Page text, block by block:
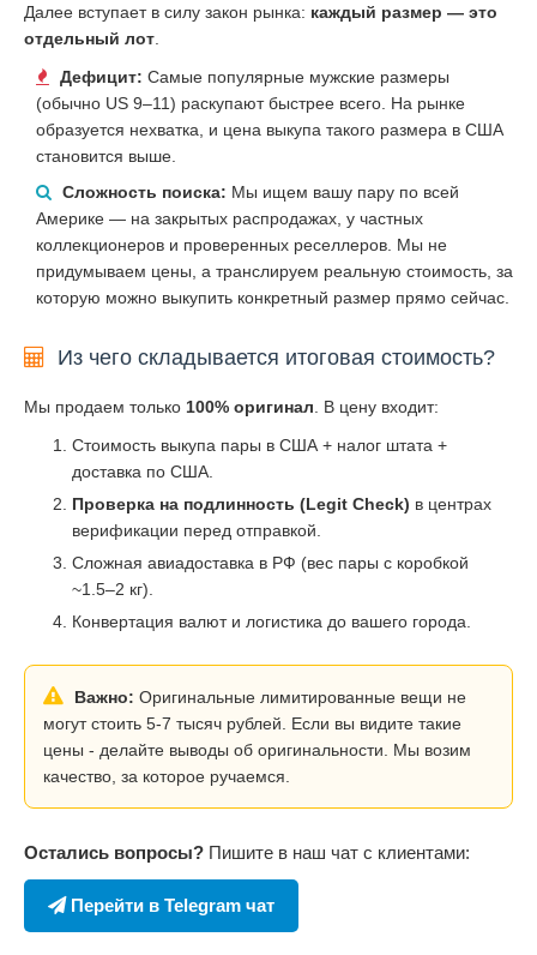
Далее вступает в силу закон рынка: каждый размер — это
отдельный лот
Дефицит: Самые популярные мужские размеры
(обычно US 9–11) раскупают быстрее всего. На рынке
образуется нехватка, и цена выкупа такого размера в США
становится выше.
Сложность поиска: Мы ищем вашу пару по всей
Америке — на закрытых распродажах, у частных
коллекционеров и проверенных реселлеров. Мы не
придумываем цены, а транслируем реальную стоимость, за
которую можно выкупить конкретный размер прямо сейчас.
Из чего складывается итоговая стоимость?
Мы продаем только 100% оригинал . В цену входит:
Стоимость выкупа пары в США + налог штата +
доставка по США.
Проверка на подлинность (Legit Check) в центрах
верификации перед отправкой.
Сложная авиадоставка в РФ (вес пары с коробкой
~1.5–2 кг).
Конвертация валют и логистика до вашего города.
Важно: Оригинальные лимитированные вещи не
могут стоить 5-7 тысяч рублей. Если вы видите такие
цены - делайте выводы об оригинальности. Мы возим
качество, за которое ручаемся.
Остались вопросы? Пишите в наш чат с клиентами:
Перейти в Telegram чат